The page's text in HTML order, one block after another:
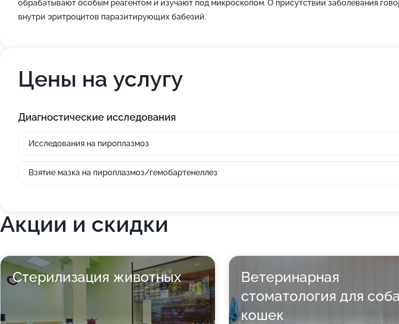
обрабатывают особым реагентом и изучают под микроскопом. О присутствии заболевания
внутри эритроцитов паразитирующих бабезий.
Цены на услугу
Диагностические исследования
Исследования на пироплазмоз
Взятие мазка на пироплазмоз/гемобартенеллез
Акции и скидки
Стерилизация животных
Ветеринарная
стоматология для
кошек